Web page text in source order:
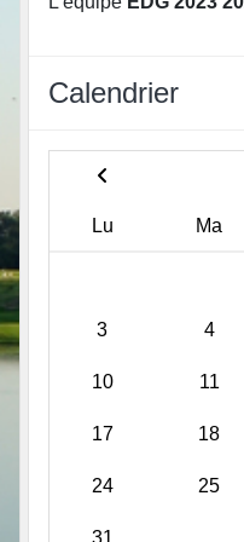
Calendrier
Lu Ma
3 4
10 11
17 18
24 25